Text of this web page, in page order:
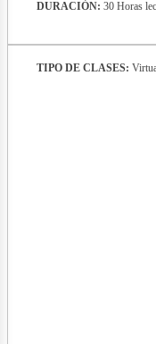
TIPO DE CLASES:
DURACIÓN: 30 Horas